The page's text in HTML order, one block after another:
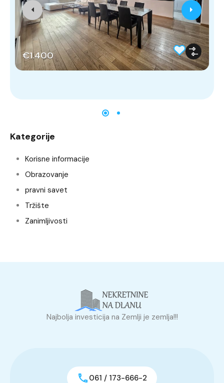
€1.400
Kategorije
Korisne informacije
Obrazovanje
pravni savet
Tržište
Zanimljivosti
Najbolja investicija na Zemlji je zemlja!!!
061 / 173-666-2